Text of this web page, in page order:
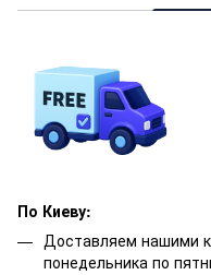
По Киеву:
Доставляем нашими
понедельника по